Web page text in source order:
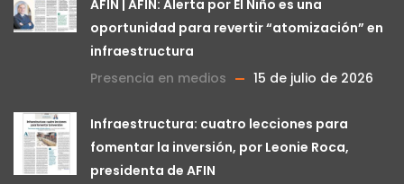
AFIN | AFIN: Alerta por El Niño es una
oportunidad para revertir “atomización” en
infraestructura
Presencia en medios
15 de julio de 2026
Infraestructura: cuatro lecciones para
fomentar la inversión, por Leonie Roca,
presidenta de AFIN